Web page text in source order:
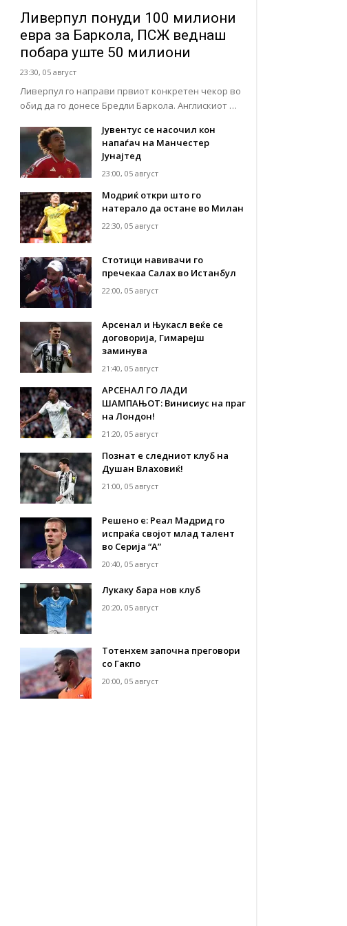
Ливерпул понуди 100 милиони
евра за Баркола, ПСЖ веднаш
побара уште 50 милиони
23:30, 05 август
Ливерпул го направи првиот конкретен чекор во
обид да го донесе Бредли Баркола. Англискиот …
Јувентус се насочил кон
напаѓач на Манчестер
Јунајтед
23:00, 05 август
Модриќ откри што го
натерало да остане во Милан
22:30, 05 август
Стотици навивачи го
пречекаа Салах во Истанбул
22:00, 05 август
Арсенал и Њукасл веќе се
договорија, Гимарејш
заминува
21:40, 05 август
АРСЕНАЛ ГО ЛАДИ
ШАМПАЊОТ: Винисиус на праг
на Лондон!
21:20, 05 август
Познат е следниот клуб на
Душан Влаховиќ!
21:00, 05 август
Решено е: Реал Мадрид го
испраќа својот млад талент
во Серија “А”
20:40, 05 август
Лукаку бара нов клуб
20:20, 05 август
Тотенхем започна преговори
со Гакпо
20:00, 05 август